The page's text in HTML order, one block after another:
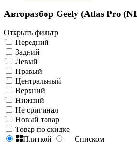
Авторазбор Geely (Atlas Pro
Открыть фильтр
Передний
Задний
Левый
Правый
Центральный
Верхний
Нижний
Не оригинал
Новый товар
Товар по скидке
Плиткой
Списком